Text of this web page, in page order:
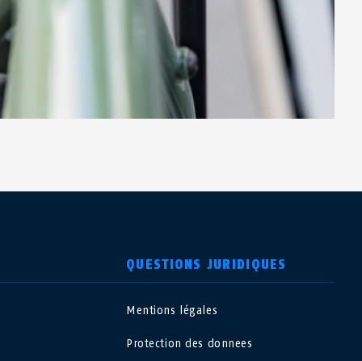
QUESTIONS JURIDIQUES
Mentions légales
Protection des donnees